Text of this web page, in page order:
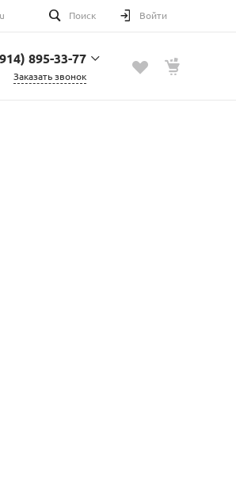
Поиск Войти
895-33-77
Заказать звонок